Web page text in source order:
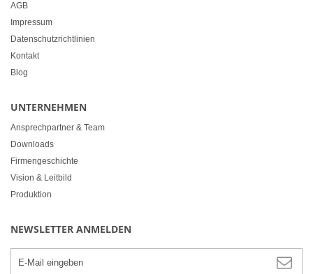
AGB
Impressum
Datenschutzrichtlinien
Kontakt
Blog
UNTERNEHMEN
Ansprechpartner & Team
Downloads
Firmengeschichte
Vision & Leitbild
Produktion
NEWSLETTER ANMELDEN